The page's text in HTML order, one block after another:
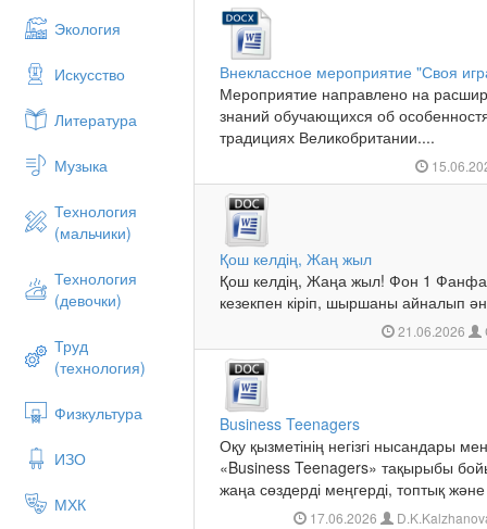
Экология
Искусство
Литература
Музыка
Технология
(мальчики)
Технология
(девочки)
Труд
(технология)
Физкультура
ИЗО
МХК
Внеклассное мероприятие "Своя
Мероприятие направлено на
знаний обучающихся об
традициях Великобритании....
Қош келдің, Жаң жыл
Қош келдің, Жаңа жыл! Фон 1
кезекпен кіріп, шыршаны айналып
21.06.2026
Business Teenagers
Оқу қызметінің негізгі нысандары
«Business Teenagers» тақырыбы
жаңа сөздерді меңгерді, топтық
17.06.2026